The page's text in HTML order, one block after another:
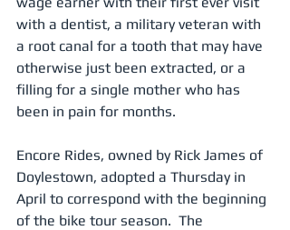
with a dentist, a military veteran with
a root canal for a tooth that may have
otherwise just been extracted, or a
filling for a single mother who has
been in pain for months.
Encore Rides, owned by Rick James of
Doylestown, adopted a Thursday in
April to correspond with the beginning
of the bike tour season.  The